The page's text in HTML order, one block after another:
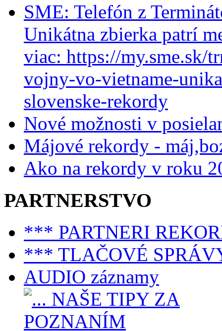
SME: Telefón z
Unikátna zbierka patrí
viac: https://my.sme.sk/
vojny-vo-vietname-
slovenske-rekordy
Nové možnosti v
Májové rekordy -
Ako na rekordy v roku
PARTNERSTVO
*** PARTNERI
*** TLAČOVÉ
AUDIO záznamy